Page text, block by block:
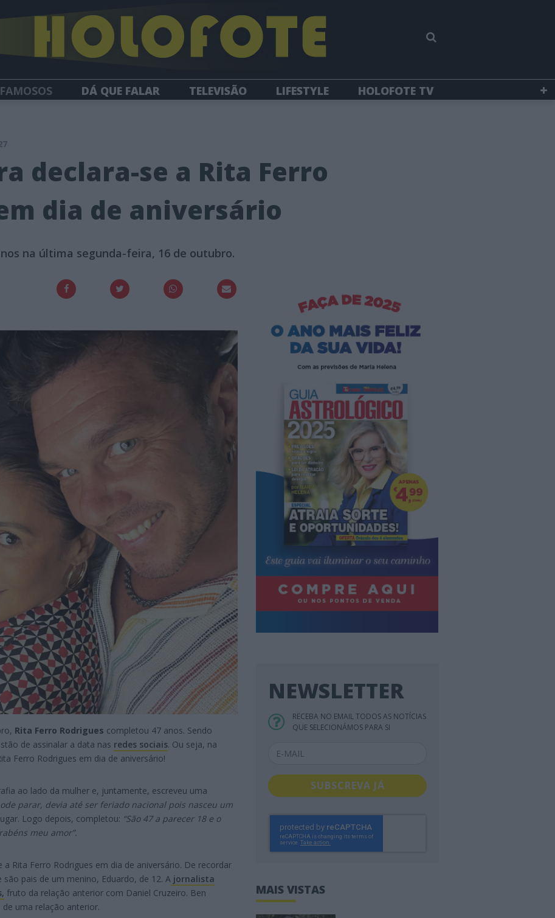
FAMOSOS DÁ QUE FALAR TELEVISÃO LIFESTYLE
HOLOFOTE TV
declara-se a Rita Ferro
dia de aniversário
na última segunda-feira, 16 de outubro.
Rita Ferro Rodrigues completou 47 anos. Sendo
de assinalar a data nas redes sociais. Ou seja, na
Ferro Rodrigues em dia de aniversário!
ao lado da mulher e, juntamente, escreveu uma
parar, devia até ser feriado nacional pois nasceu um
Logo depois, completou: “São 47 a parecer 18 e o
meu amor”.
a Rita Ferro Rodrigues em dia de aniversário. De recordar
pais de um menino, Eduardo, de 12. A jornalista
fruto da relação anterior com Daniel Cruzeiro. Ben
uma relação anterior.
NEWSLETTER
RECEBA NO EMAIL TODOS AS NOTÍCIAS
QUE SELECIONÁMOS PARA SI
SUBSCREVA JÁ
MAIS VISTAS